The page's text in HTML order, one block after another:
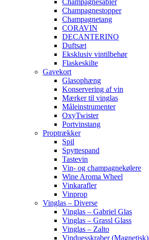
Champagnesabler
Champagnestopper
Champagnetang
CORAVIN
DECANTERINO
Duftsæt
Eksklusiv vintilbehør
Flaskeskilte
Gavekort
Glasophæng
Konservering af vin
Mærker til vinglas
Måleinstrumenter
OxyTwister
Portvinstang
Proptrækker
Spil
Spyttespand
Tastevin
Vin- og champagnekølere
Wine Aroma Wheel
Vinkarafler
Vinprop
Vinglas – Diverse
Vinglas – Gabriel Glas
Vinglas – Grassl Glass
Vinglas – Zalto
Vinduesskraber (Magnetisk)